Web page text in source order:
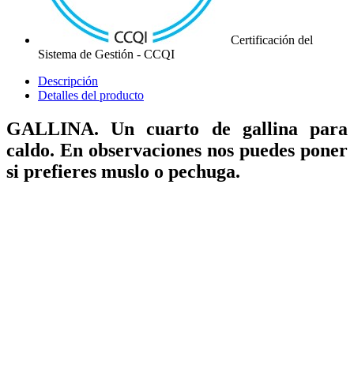
Certificación del
Sistema de Gestión - CCQI
Descripción
Detalles del producto
GALLINA. Un cuarto de gallina para
caldo. En observaciones nos puedes poner
si prefieres muslo o pechuga.